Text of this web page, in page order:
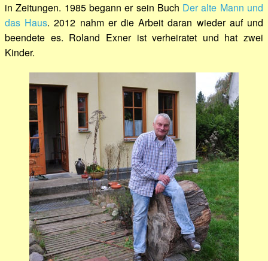
in Zeitungen. 1985 begann er sein Buch Der alte Mann und
das Haus. 2012 nahm er die Arbeit daran wieder auf und
beendete es. Roland Exner ist verheiratet und hat zwei
Kinder.